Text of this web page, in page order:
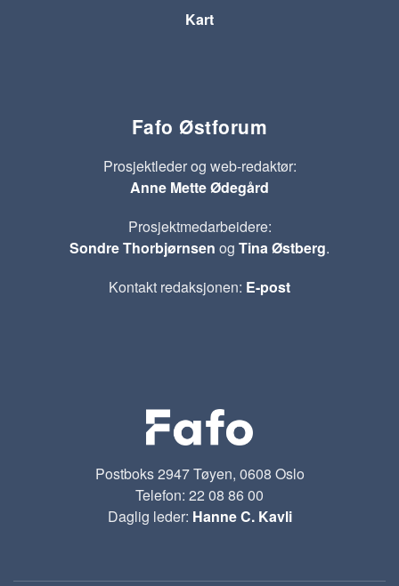
Kart
Fafo Østforum
Prosjektleder og web-redaktør:
Anne Mette Ødegård
Prosjektmedarbeidere:
Sondre Thorbjørnsen og Tina Østberg.
Kontakt redaksjonen: E-post
Postboks 2947 Tøyen, 0608 Oslo
Telefon: 22 08 86 00
Daglig leder: Hanne C. Kavli